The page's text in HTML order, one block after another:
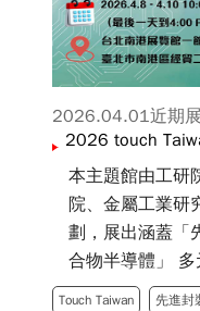
2026.04.01近期
2026 touch
本主題館由工研
院、金屬工業研
劃，展出涵蓋「
合物半導體」 多
Touch Taiwan 先進封